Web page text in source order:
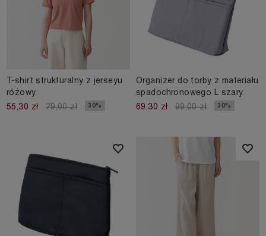
T-shirt strukturalny z jerseyu
różowy
55,30 zł
79,00 zł 30%
Organizer do torby z materiału
spadochronowego L szary
69,30 zł
99,00 zł 30%